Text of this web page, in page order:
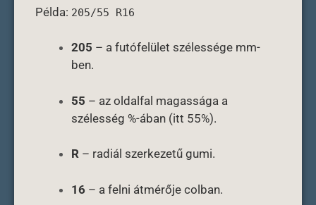
Példa: 205/55 R16
205 – a futófelület szélessége mm-
ben.
55 – az oldalfal magassága a
szélesség %-ában (itt 55%).
R – radiál szerkezetű gumi.
16 – a felni átmérője colban.